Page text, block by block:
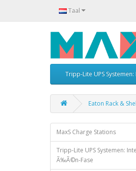
Taal
Tripp-Lite UPS
Eaton Rack &
MaxS Charge Stations
Tripp-Lite UPS Systemen:
Ã‰Ã©n-Fase